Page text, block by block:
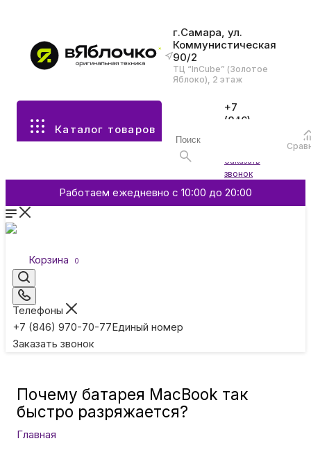
г.Самара, ул.
Коммунистическая
90/2
ТЦ “InCube” (Золотое
Яблоко), 2 этаж
Каталог товаров
+7
(846)
Заказать
звонок
Работаем ежедневно с 10:00 до 20:00
Корзина 0
Телефоны
+7 (846) 970-70-77Единый номер
Заказать звонок
Все разделы каталога
Аксессуары
Смартфоны и гаджеты
Умные кольца
Почему батарея MacBook так
быстро разряжается?
Главная